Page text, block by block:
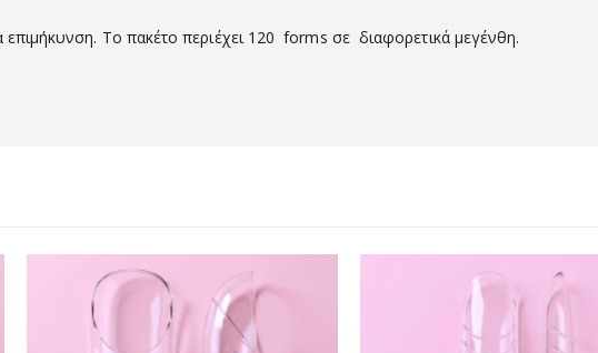
Το πακέτο περιέχει 120 forms σε διαφορετικά μεγένθη.